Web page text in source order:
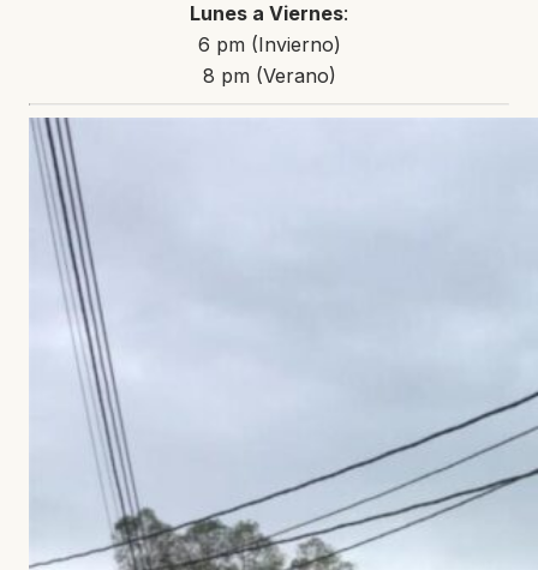
Lunes a Viernes:
6 pm (Invierno)
8 pm (Verano)